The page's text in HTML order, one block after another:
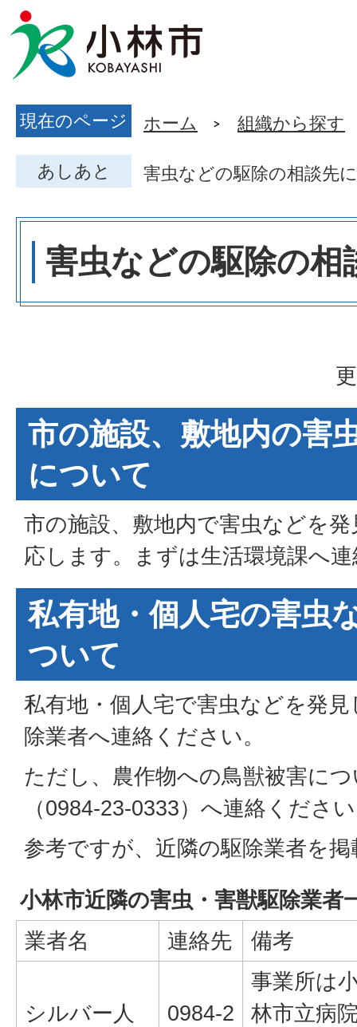
現在のページ ホーム 組織から探す
あしあと 害虫などの駆除の相談先
害虫などの駆除の相
市の施設、敷地内の害
について
市の施設、敷地内で害虫などを
応します。まずは生活環境課へ
私有地・個人宅の害虫
ついて
私有地・個人宅で害虫などを発
除業者へ連絡ください。
ただし、農作物への鳥獣被害に
（0984-23-0333）へ連絡くださ
参考ですが、近隣の駆除業者を
小林市近隣の害虫・害獣駆除業者
業者名
連絡先 備考
シルバー人
0984-2
事業所は
林市立病